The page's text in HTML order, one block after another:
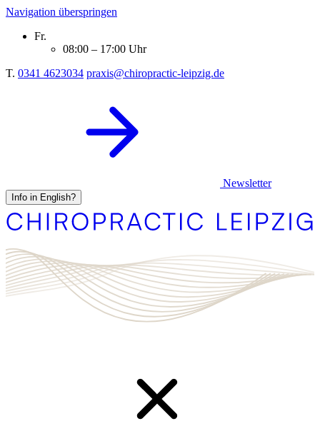
Navigation überspringen
Fr.
08:00 – 17:00 Uhr
T. 0341 4623034 praxis@chiropractic-leipzig.de
Newsletter
Info in English?